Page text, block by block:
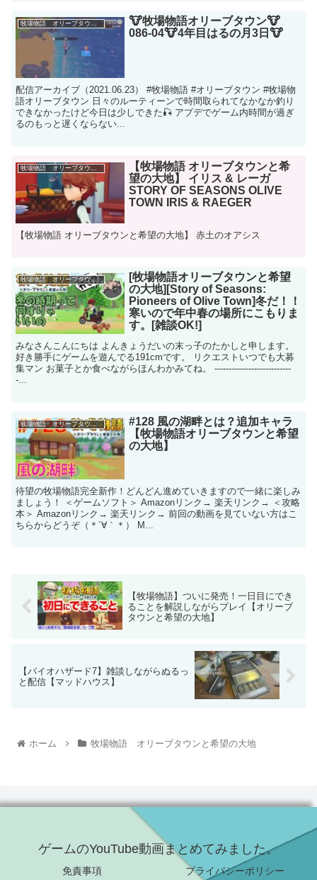
🐮牧場物語オリーブタウン🐮
086-04🐮4年目はるの月3日🐮
配信アーカイブ（2021.06.23） #牧場物語 #オリーブタウン #牧場物
語オリーブタウン 日々のルーティーンで時間取られてなかなか釣り
できなかったけど今日は少しできた🎣 アプデでゲーム内時間が過ぎ
るのもっと遅くならない...
牧場物語 オリーブタウンと希望の大地
【牧場物語 オリーブタウンと希
望の大地】 イリス & レーガ
STORY OF SEASONS OLIVE
TOWN IRIS & RAEGER
【牧場物語 オリーブタウンと希望の大地】 赤土のオアシス
牧場物語 オリーブタウンと希望の大地
[牧場物語オリーブタウンと希望
の大地][Story of Seasons:
Pioneers of Olive Town]冬だ！！
寒いので年中春の場所にこもりま
す。[雑談OK!]
みなさんこんにちは よんきょうだいの末っ子のたかしと申します。
好き勝手にゲームを遊んでる191cmです。 リクエストいつでも大募
集マン お菓子とか食べながらほんわかみてね。 ---------------------------
-...
牧場物語 オリーブタウンと希望の大地
#128 風の湖畔とは？追加キャラ
【牧場物語オリーブタウンと希望
の大地】
待望の牧場物語完全新作！どんどん進めていきますので一緒に楽しみ
ましょう！ ＜ゲームソフト＞ Amazonリンク→ 楽天リンク→ ＜攻略
本＞ Amazonリンク→ 楽天リンク→ 前回の動画を見ていない方はこ
ちらからどうぞ（＊´∀｀＊） M...
【牧場物語】ついに発売！一日目にでき
ることを解説しながらプレイ【オリーブ
タウンと希望の大地】
【バイオハザード7】雑談しながらぬるっ
と配信【マッドハウス】
ホーム 牧場物語 オリーブタウンと希望の大地
ゲームのYouTube動画まとめてみました。
免責事項 プライバシーポリシー